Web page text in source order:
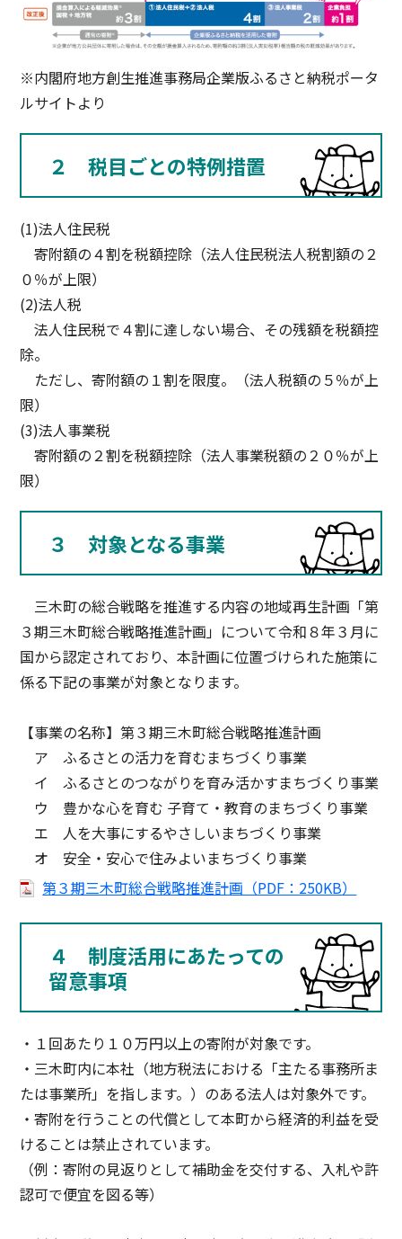
※内閣府地方創生推進事務局企業版ふるさと納税ポータ
ルサイトより
２ 税目ごとの特例措置
(1)法人住民税
寄附額の４割を税額控除（法人住民税法人税割額の２
０％が上限）
(2)法人税
法人住民税で４割に達しない場合、その残額を税額控
除。
ただし、寄附額の１割を限度。（法人税額の５％が上
限）
(3)法人事業税
寄附額の２割を税額控除（法人事業税額の２０％が上
限）
３ 対象となる事業
三木町の総合戦略を推進する内容の地域再生計画「第
３期三木町総合戦略推進計画」について令和８年３月に
国から認定されており、本計画に位置づけられた施策に
係る下記の事業が対象となります。
【事業の名称】第３期三木町総合戦略推進計画
ア ふるさとの活力を育むまちづくり事業
イ ふるさとのつながりを育み活かすまちづくり事業
ウ 豊かな心を育む 子育て・教育のまちづくり事業
エ 人を大事にするやさしいまちづくり事業
オ 安全・安心で住みよいまちづくり事業
第３期三木町総合戦略推進計画（PDF：250KB）
４ 制度活用にあたっての
留意事項
・１回あたり１０万円以上の寄附が対象です。
・三木町内に本社（地方税法における「主たる事務所ま
たは事業所」を指します。）のある法人は対象外です。
・寄附を行うことの代償として本町から経済的利益を受
けることは禁止されています。
（例：寄附の見返りとして補助金を交付する、入札や許
認可で便宜を図る等）